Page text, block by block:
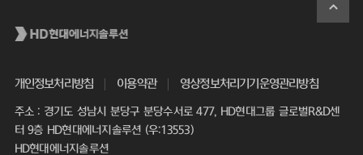
개인정보처리방침 이용약관 영상정보처리기기운영관리방침
주소 : 경기도 성남시 분당구 분당수서로 477, HD현대그룹 글로벌R&D센
터 9층 HD현대에너지솔루션 (우:13553)
HD현대에너지솔루션